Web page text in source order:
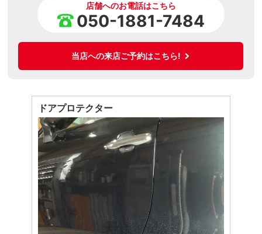
店舗へのお電話はこちら
050-1881-7484
当店への来店ご予約はこちら!
ドアプロテクター